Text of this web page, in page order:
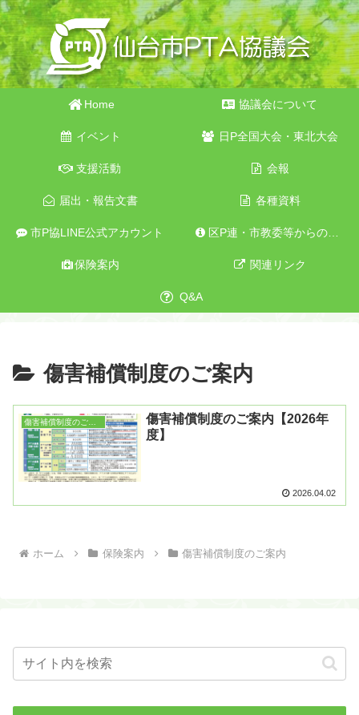
Home 協議会について
イベント 日P全国大会・東北大会
支援活動 会報
届出・報告文書 各種資料
市P協LINE公式アカウント 区P連・市教委等からのお知らせ
保険案内 関連リンク
Q&A
傷害補償制度のご案内
傷害補償制度のご案内
傷害補償制度のご案内【2026年
度】
2026.04.02
ホーム 保険案内 傷害補償制度のご案内